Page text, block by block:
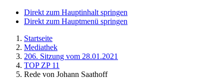
Direkt zum Hauptinhalt springen
Direkt zum Hauptmenü springen
Startseite
Mediathek
206. Sitzung vom 28.01.2021
TOP ZP 11
Rede von Johann Saathoff